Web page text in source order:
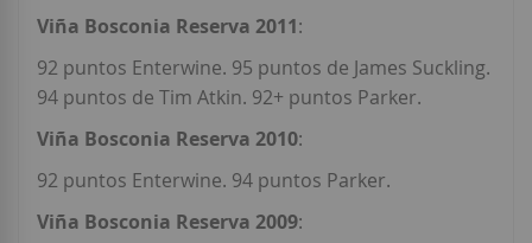
Viña Bosconia Reserva 2011:
92 puntos Enterwine. 95 puntos de James Suckling.
94 puntos de Tim Atkin. 92+ puntos Parker.
Viña Bosconia Reserva 2010:
92 puntos Enterwine. 94 puntos Parker.
Viña Bosconia Reserva 2009: